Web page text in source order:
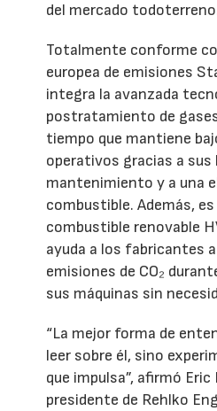
del mercado
Totalmente conforme
europea de emisiones
integra la avanzada
postratamiento de
tiempo que mantiene
operativos gracias a
mantenimiento y a una
combustible. Además,
combustible renovable
ayuda a los fabricantes
emisiones de CO₂
sus máquinas sin
“La mejor forma de
leer sobre él, sino
que impulsa”, afirmó
presidente de Rehlko